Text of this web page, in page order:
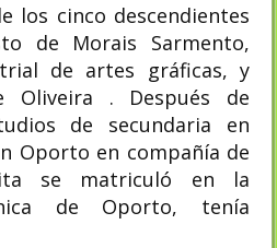
los cinco descendientes
de Morais Sarmento,
de artes gráficas, y
Oliveira . Después de
de secundaria en
Oporto en compañía de
se matriculó en la
de Oporto, tenía